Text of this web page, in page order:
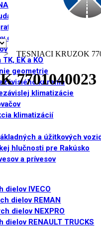
TRUCKS
do vozidiel nad 2,5 t
EK a KO
geometrie
kúrenia
klimatizácie
klimatizácií
a úžitkových
hlučnosti pre Rakúsko
a prívesov
dielov IVECO
dielov REMAN
dielov NEXPRO
dielov RENAULT TRUCKS
TESNIACI KRUZOK
7701040023